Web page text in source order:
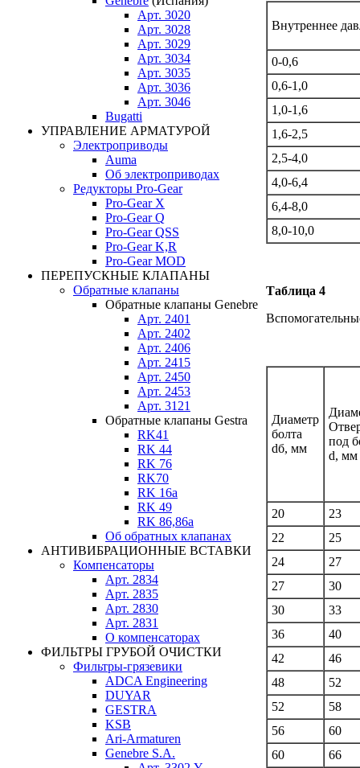
Арт. 3020
Арт. 3028
Арт. 3029
Арт. 3034
Арт. 3035
Арт. 3036
Арт. 3046
Bugatti
УПРАВЛЕНИЕ АРМАТУРОЙ
Электроприводы
Auma
Об электроприводах
Редукторы Pro-Gear
Pro-Gear X
Pro-Gear Q
Pro-Gear QSS
Pro-Gear K,R
Pro-Gear MOD
ПЕРЕПУСКНЫЕ КЛАПАНЫ
Обратные клапаны
Обратные клапаны Genebre
Арт. 2401
Арт. 2402
Арт. 2406
Арт. 2415
Арт. 2450
Арт. 2453
Арт. 3121
Обратные клапаны Gestra
RK41
RK 44
RK 76
RK70
RK 16a
RK 49
RK 86,86a
Об обратных клапанах
АНТИВИБРАЦИОННЫЕ ВСТАВКИ
Компенсаторы
Арт. 2834
Арт. 2835
Арт. 2830
Арт. 2831
О компенсаторах
ФИЛЬТРЫ ГРУБОЙ ОЧИСТКИ
Фильтры-грязевики
ADCA Engineering
DUYAR
GESTRA
KSB
Ari-Armaturen
Genebre S.A.
Внутреннее
0-0,6
0,6-1,0
1,0-1,6
1,6-2,5
2,5-4,0
4,0-6,4
6,4-8,0
8,0-10,0
Таблица 4
Диаметр
болта
dб, мм
под
d, мм
20
23
22
25
24
27
27
30
30
33
36
40
42
46
48
52
52
58
56
60
60
66